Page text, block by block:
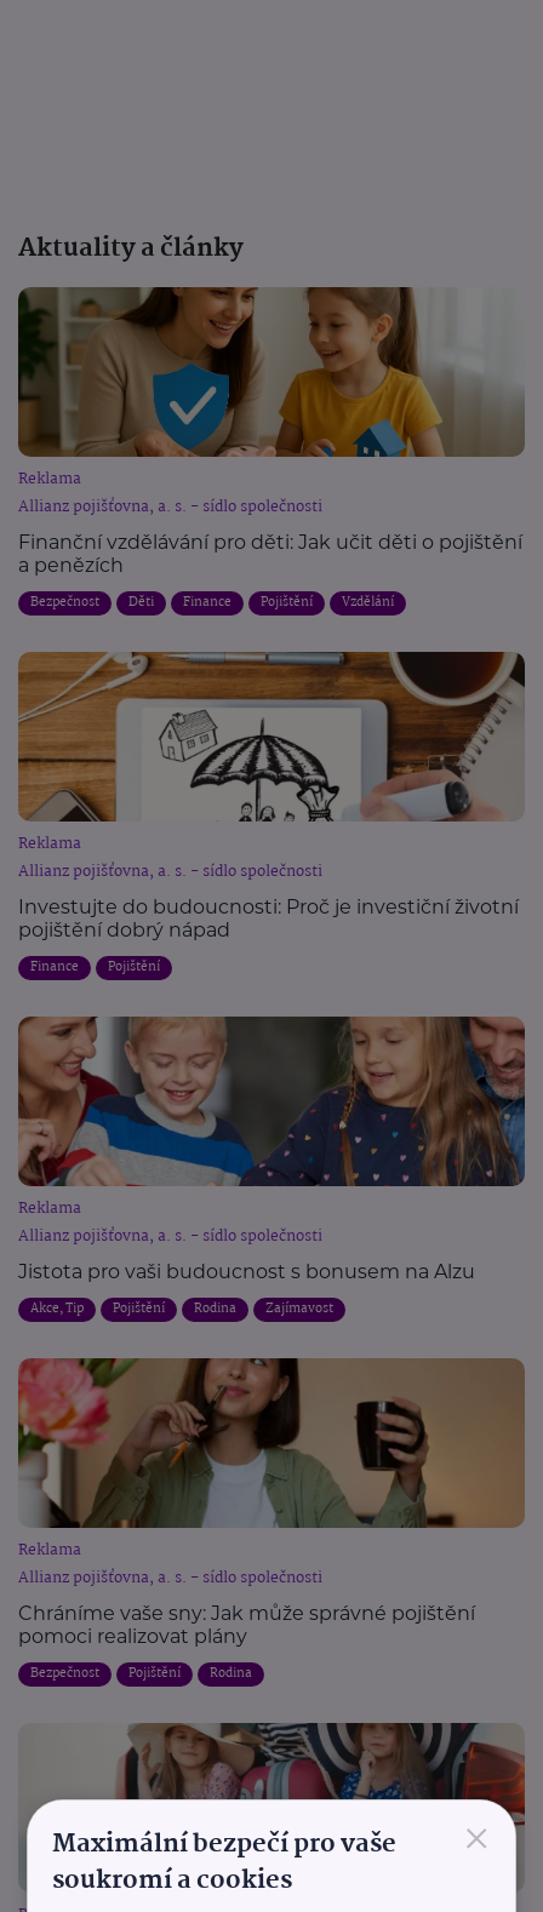
Aktuality a články
Reklama
Allianz pojišťovna, a. s. - sídlo společnosti
Finanční vzdělávání pro děti: Jak učit děti o pojištění
a penězích
Bezpečnost Děti Finance Pojištění Vzdělání
Reklama
Allianz pojišťovna, a. s. - sídlo společnosti
Investujte do budoucnosti: Proč je investiční životní
pojištění dobrý nápad
Finance Pojištění
Reklama
Allianz pojišťovna, a. s. - sídlo společnosti
Jistota pro vaši budoucnost s bonusem na Alzu
Akce, Tip Pojištění Rodina Zajímavost
Reklama
Allianz pojišťovna, a. s. - sídlo společnosti
Chráníme vaše sny: Jak může správné pojištění
pomoci realizovat plány
Bezpečnost Pojištění Rodina
×
Maximální bezpečí pro vaše
soukromí a cookies